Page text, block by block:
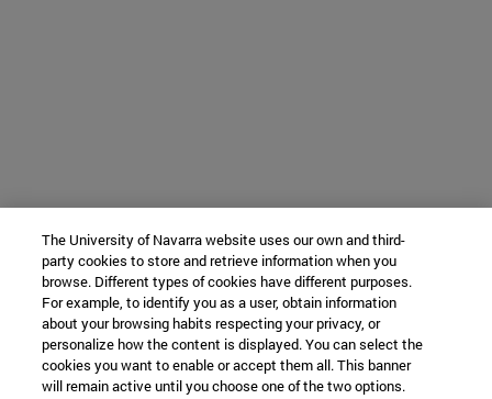
The University of Navarra website uses our own and third-
party cookies to store and retrieve information when you
browse. Different types of cookies have different purposes.
For example, to identify you as a user, obtain information
about your browsing habits respecting your privacy, or
personalize how the content is displayed. You can select the
cookies you want to enable or accept them all. This banner
will remain active until you choose one of the two options.